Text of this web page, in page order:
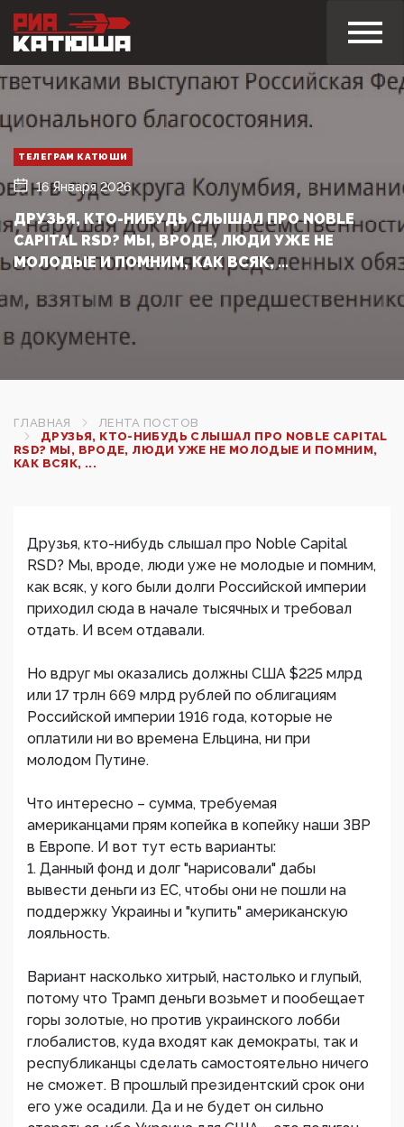
ТЕЛЕГРАМ КАТЮШИ
16 Января 2026
ДРУЗЬЯ, КТО-НИБУДЬ СЛЫШАЛ ПРО NOBLE
CAPITAL RSD? МЫ, ВРОДЕ, ЛЮДИ УЖЕ НЕ
МОЛОДЫЕ И ПОМНИМ, КАК ВСЯК, ...
ГЛАВНАЯ
ЛЕНТА ПОСТОВ
ДРУЗЬЯ, КТО-НИБУДЬ СЛЫШАЛ ПРО NOBLE CAPITAL
RSD? МЫ, ВРОДЕ, ЛЮДИ УЖЕ НЕ МОЛОДЫЕ И ПОМНИМ,
КАК ВСЯК, ...
Друзья, кто-нибудь слышал про Noble Capital
RSD? Мы, вроде, люди уже не молодые и помним,
как всяк, у кого были долги Российской империи
приходил сюда в начале тысячных и требовал
отдать. И всем отдавали.
Но вдруг мы оказались должны США $225 млрд
или 17 трлн 669 млрд рублей по облигациям
Российской империи 1916 года, которые не
оплатили ни во времена Ельцина, ни при
молодом Путине.
Что интересно – сумма, требуемая
американцами прям копейка в копейку наши ЗВР
в Европе. И вот тут есть варианты:
1. Данный фонд и долг "нарисовали" дабы
вывести деньги из ЕС, чтобы они не пошли на
поддержку Украины и "купить" американскую
лояльность.
Вариант насколько хитрый, настолько и глупый,
потому что Трамп деньги возьмет и пообещает
горы золотые, но против украинского лобби
глобалистов, куда входят как демократы, так и
республиканцы сделать самостоятельно ничего
не сможет. В прошлый президентский срок они
его уже осадили. Да и не будет он сильно